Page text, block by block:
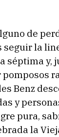
de
seguir la
séptima y,
pomposos
Benz
y
pura,
la